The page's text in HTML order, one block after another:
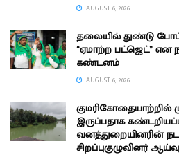
AUGUST 6, 2026
தலையில் துண்டு
“ஏமாற்ற பட்ஜெட்” என
கண்டனம்
AUGUST 6, 2026
குமரிகோதையாற்றில்
இருப்பதாக
வனத்துறையினரின்
சிறப்புகுழுவினர் ஆய்வு